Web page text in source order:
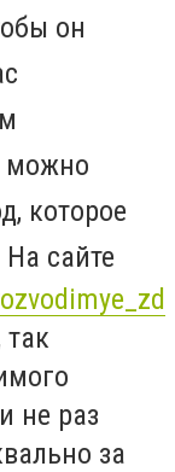
он
можно
которое
сайте
так
не раз
за